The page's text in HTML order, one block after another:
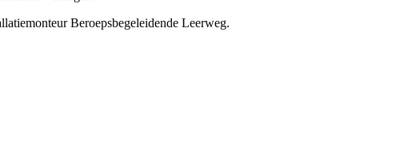
Beroepsbegeleidende Leerweg.